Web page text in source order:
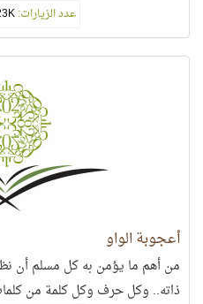
عدد الزيارات:23K
أعجوبة الواو
من أهم ما يؤمن به كل مسلم أن
ذاته.. وكل حرف وكل كلمة من